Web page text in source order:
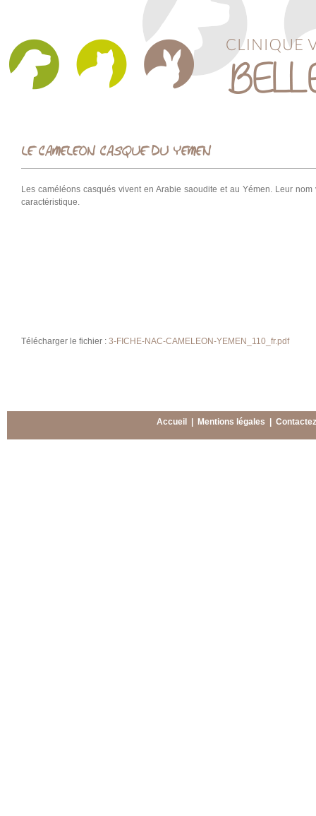
LE CAMELEON CASQUE DU YEMEN
Les caméléons casqués vivent en Arabie saoudite et au Yémen. Leur
caractéristique.
Télécharger le fichier : 3-FICHE-NAC-CAMELEON-YEMEN_110_fr.pdf
Accueil Mentions légales